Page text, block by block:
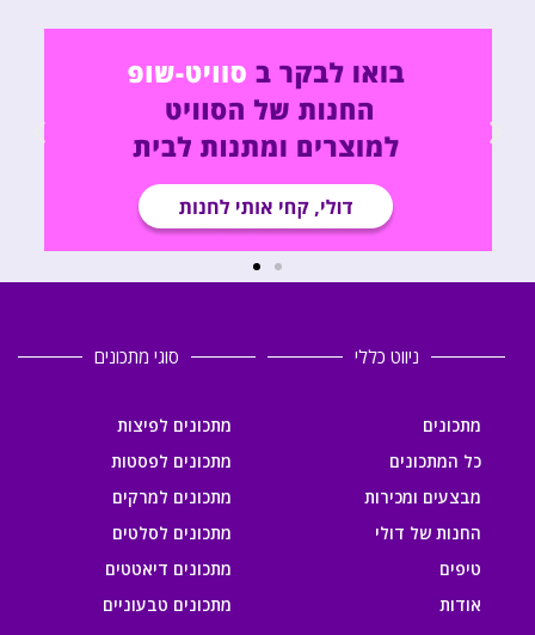
ניווט כללי
מתכונים
כל המתכונים
מבצעים ומכירות
החנות של דולי
טיפים
אודות
סוגי מתכונים
מתכונים לפיצות
מתכונים לפסטות
מתכונים למרקים
מתכונים לסלטים
מתכונים דיאטטים
מתכונים טבעוניים